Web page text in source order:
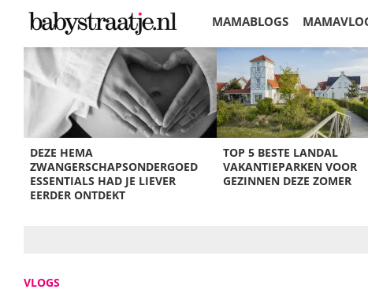
MAMABLOGS
KORTINGEN
DEZE HEMA
ZWANGERSCHAPSONDERGOED
ESSENTIALS HAD JE LIEVER
EERDER ONTDEKT
TOP 5 BESTE LANDAL
VAKANTIEPARKEN VOOR
GEZINNEN DEZE ZOMER
VLOGS